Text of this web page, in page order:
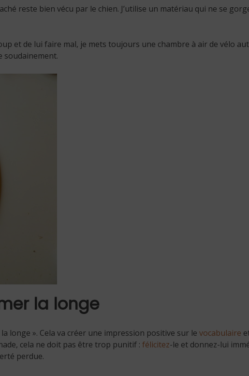
reste bien vécu par le chien. J’utilise un matériau qui ne se
et de lui faire mal, je mets toujours une chambre à air de vélo
soudainement.
la longe
longe ». Cela va créer une impression positive sur le vocabulaire
cela ne doit pas être trop punitif : félicitez-le et donnez-lui
perdue.